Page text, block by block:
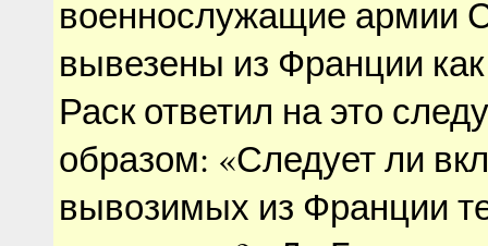
военнослужащие
вывезены из Франции
Раск ответил на это
образом: «Следует ли
вывозимых из Франции